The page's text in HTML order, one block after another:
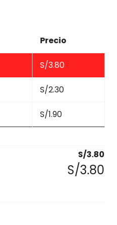
Precio
S/3.80
S/2.30
S/1.90
S/3.80
S/3.80